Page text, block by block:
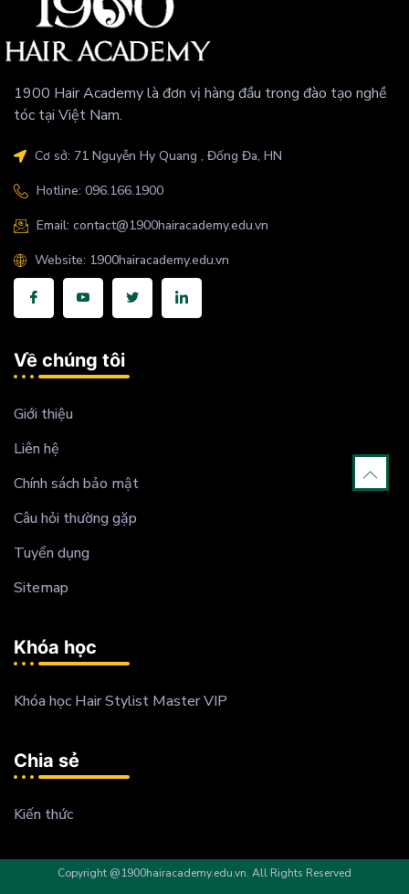
1900 Hair Academy là đơn vị hàng đầu trong đào tạo nghề
tóc tại Việt Nam.
Cơ sở: 71 Nguyễn Hy Quang , Đống Đa, HN
Hotline: 096.166.1900
Email: contact@1900hairacademy.edu.vn
Website: 1900hairacademy.edu.vn
Về chúng tôi
Giới thiệu
Liên hệ
Chính sách bảo mật
Câu hỏi thường gặp
Tuyển dụng
Sitemap
Khóa học
Khóa học Hair Stylist Master VIP
Chia sẻ
Kiến thức
Copyright @1900hairacademy.edu.vn. All Rights Reserved